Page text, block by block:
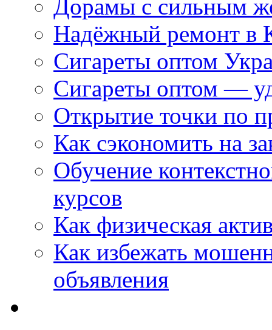
Дорамы с сильным
Надёжный ремонт в
Сигареты оптом
Сигареты оптом —
Открытие точки по
Как сэкономить на
Обучение
курсов
Как физическая
Как избежать
объявления